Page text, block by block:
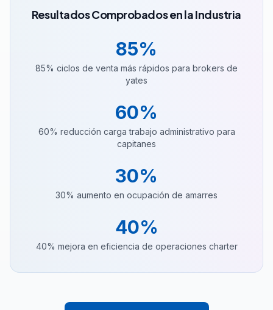
Resultados Comprobados en la Industria
85%
85% ciclos de venta más rápidos para brokers de
yates
60%
60% reducción carga trabajo administrativo para
capitanes
30%
30% aumento en ocupación de amarres
40%
40% mejora en eficiencia de operaciones charter